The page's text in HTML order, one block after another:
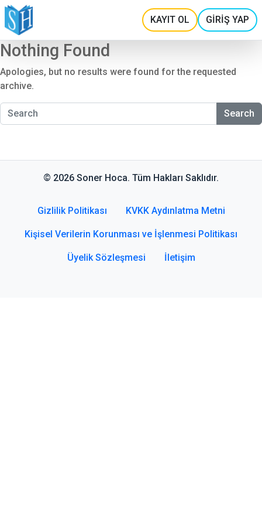
KAYIT OL GİRİŞ YAP
Nothing Found
Apologies, but no results were found for the requested
archive.
Search
© 2026 Soner Hoca. Tüm Hakları Saklıdır.
Gizlilik Politikası KVKK Aydınlatma Metni
Kişisel Verilerin Korunması ve İşlenmesi Politikası
Üyelik Sözleşmesi İletişim